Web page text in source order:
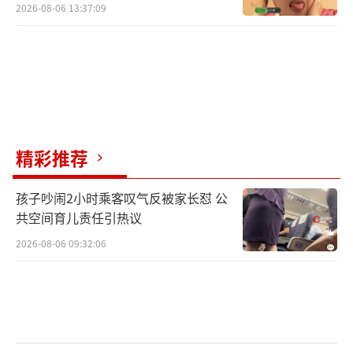
2026-08-06 13:37:09
精彩推荐
孩子吵闹2小时乘客叹气反被家长怼 公
共空间育儿责任引热议
2026-08-06 09:32:06